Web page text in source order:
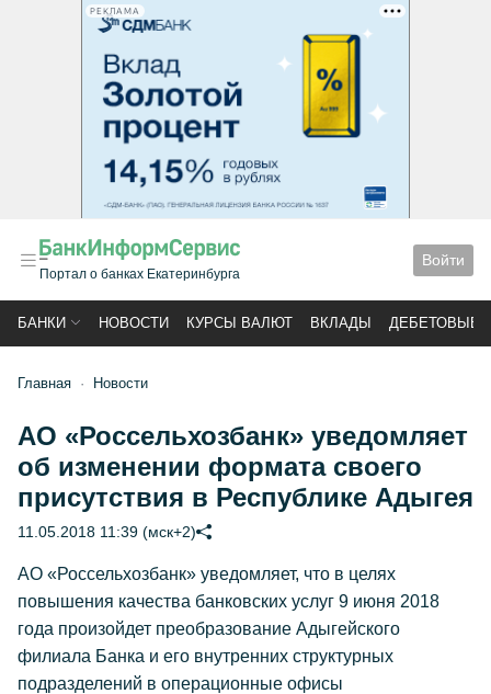
РЕКЛАМА
Портал о банках Екатеринбурга
Войти
БАНКИ НОВОСТИ КУРСЫ ВАЛЮТ ВКЛАДЫ ДЕБЕТОВЫЕ
Главная Новости
АО «Россельхозбанк» уведомляет
об изменении формата своего
присутствия в Республике Адыгея
11.05.2018 11:39 (мск+2)
АО «Россельхозбанк» уведомляет, что в целях
повышения качества банковских услуг 9 июня 2018
года произойдет преобразование Адыгейского
филиала Банка и его внутренних структурных
подразделений в операционные офисы